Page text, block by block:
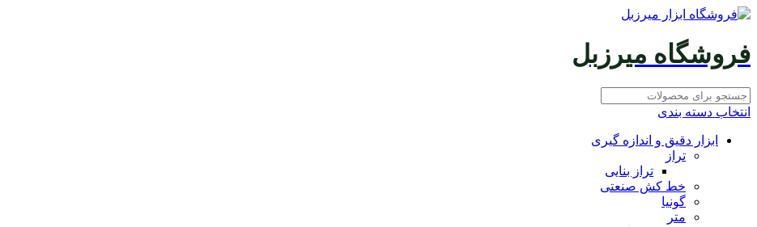
فروشگاه میرزبل
انتخاب دسته بندی
ابزار دقیق و اندازه گیری
تراز
تراز بنایی
خط کش صنعتی
گونیا
متر